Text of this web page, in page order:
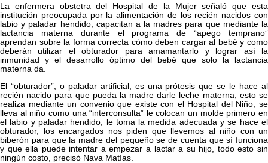
La enfermera obstetra del Hospital de la Mujer señaló que esta
institución preocupada por la alimentación de los recién nacidos con
labio y paladar hendido, capacitan a la madres para que mediante la
lactancia materna durante el programa de “apego temprano”
aprendan sobre la forma correcta cómo deben cargar al bebé y como
deberán utilizar el obturador para amamantarlo y lograr así la
inmunidad y el desarrollo óptimo del bebé que solo la lactancia
materna da.
El “obturador”, o paladar artificial, es una prótesis que se le hace al
recién nacido para que pueda la madre darle leche materna, esto se
realiza mediante un convenio que existe con el Hospital del Niño; se
lleva al niño como una “interconsulta” le colocan un molde primero en
el labio y paladar hendido, le toma la medida adecuada y se hace el
obturador, los encargados nos piden que llevemos al niño con un
biberón para que la madre del pequeño se de cuenta que sí funciona
y que ella puede intentar a empezar a lactar a su hijo, todo esto sin
ningún costo, precisó Nava Matías.